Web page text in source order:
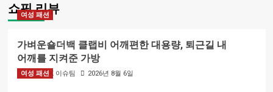
쇼핑 리뷰
여성 패션
가벼운숄더백 클랩비 어깨편한 대용량, 퇴근길 내
어깨를 지켜준 가방
BIZMARK 이슈팀 2026년 8월 6일
여성 패션